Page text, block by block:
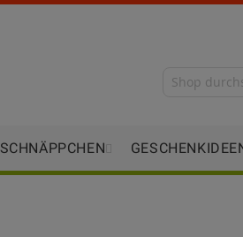
SCHNÄPPCHEN